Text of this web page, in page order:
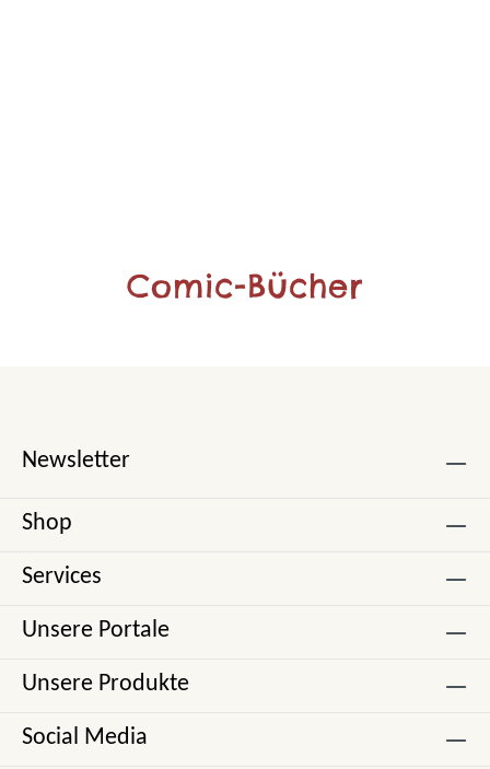
Comic-Bücher
Newsletter
Shop
Services
Unsere Portale
Unsere Produkte
Social Media